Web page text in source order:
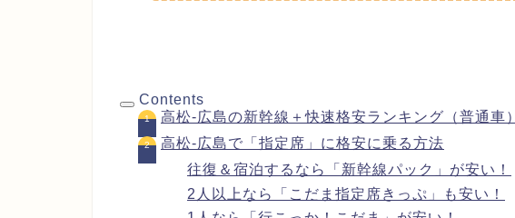
Contents
高松-広島の新幹線＋快速格安ランキング（普通車）
高松-広島で「指定席」に格安に乗る方法
往復＆宿泊するなら「新幹線パック」が安い！
2人以上なら「こだま指定席きっぷ」も安い！